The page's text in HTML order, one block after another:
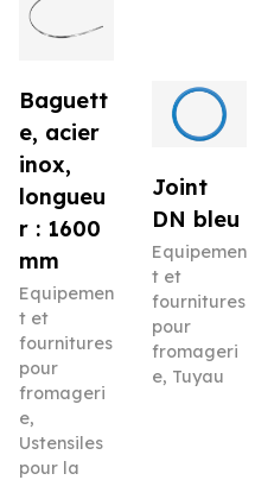
Baguett
e, acier
inox,
longueu
r : 1600
mm
Equipemen
t et
fournitures
pour
fromageri
e,
Ustensiles
pour la
Joint
DN bleu
Equipemen
t et
fournitures
pour
fromageri
e, Tuyau